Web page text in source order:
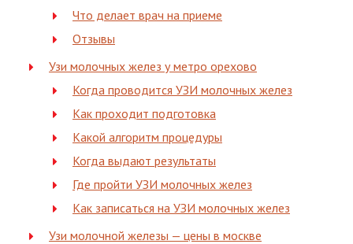
Что делает врач на приеме
Отзывы
Узи молочных желез у метро орехово
Когда проводится УЗИ молочных желез
Как проходит подготовка
Какой алгоритм процедуры
Когда выдают результаты
Где пройти УЗИ молочных желез
Как записаться на УЗИ молочных желез
Узи молочной железы — цены в москве